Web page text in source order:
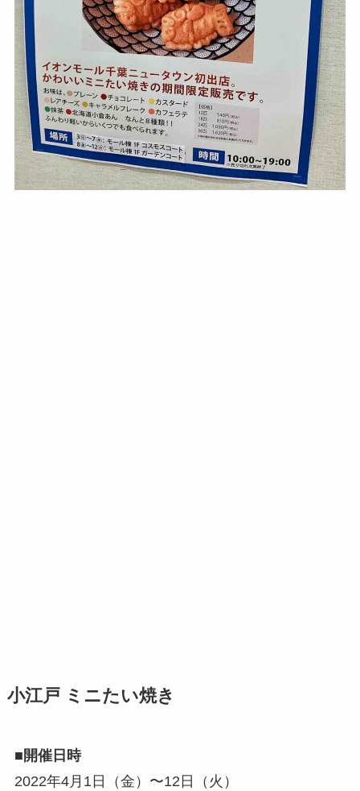
小江戸 ミニたい焼き
■開催日時
2022年4月1日（金）〜12日（火）